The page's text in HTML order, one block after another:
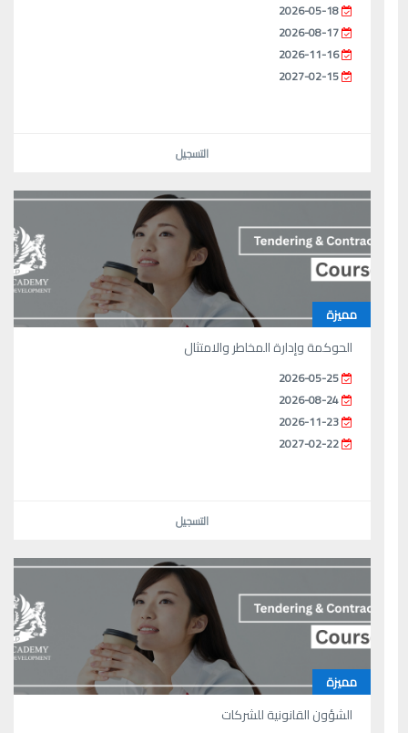
2026-05-18
2026-08-17
2026-11-16
2027-02-15
التسجيل
مميزة
الحوكمة وإدارة المخاطر والامتثال
2026-05-25
2026-08-24
2026-11-23
2027-02-22
التسجيل
مميزة
الشؤون القانونية للشركات